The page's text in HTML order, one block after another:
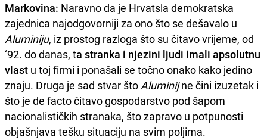
Markovina: Naravno da je Hrvatsla demokratska
zajednica najodgovorniji za ono što se dešavalo u
Aluminiju, iz prostog razloga što su čitavo vrijeme, od
‘92. do danas, ta stranka i njezini ljudi imali apsolutnu
vlast u toj firmi i ponašali se točno onako kako jedino
znaju. Druga je sad stvar štoAluminijne čini izuzetak i
što je de facto čitavo gospodarstvo pod šapom
nacionalističkih stranaka, što zapravo u potpunosti
objašnjava tešku situaciju na svim poljima.